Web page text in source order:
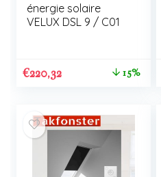
énergie solaire
VELUX DSL 9 / C01
€220,32 15%